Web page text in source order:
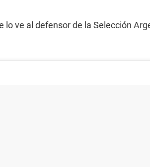
lo ve al defensor de la Selección